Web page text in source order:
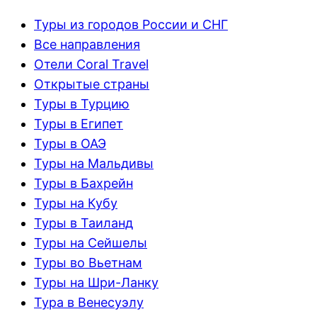
Туры из городов России и СНГ
Все направления
Отели Coral Travel
Открытые страны
Туры в Турцию
Туры в Египет
Туры в ОАЭ
Туры на Мальдивы
Туры в Бахрейн
Туры на Кубу
Туры в Таиланд
Туры на Сейшелы
Туры во Вьетнам
Туры на Шри-Ланку
Тура в Венесуэлу